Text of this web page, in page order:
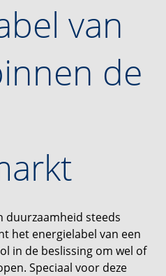
van
de
duurzaamheid steeds
het energielabel van een
in de beslissing om wel of
Speciaal voor deze